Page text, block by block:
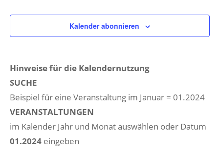
Kalender abonnieren
Hinweise für die Kalendernutzung
SUCHE
Beispiel für eine Veranstaltung im Januar = 01.2024
VERANSTALTUNGEN
im Kalender Jahr und Monat auswählen oder Datum
01.2024eingeben